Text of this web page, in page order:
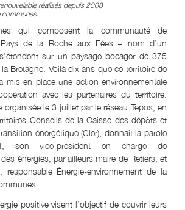
réalisés depuis 2008
communes.
qui composent la communauté de
de la Roche aux Fées – nom d’un
sur un paysage bocager de 375
Bretagne. Voilà dix ans que ce territoire de
mis en place une action environnementale
avec les partenaires du territoire.
organisée le 3 juillet par le réseau Tepos, en
Conseils de la Caisse des dépôts et
énergétique (Cler), donnait la parole
son vice-président en charge de
énergies, par ailleurs maire de Retiers, et
responsable Énergie-environnement de la
positive visent l’objectif de couvrir leurs